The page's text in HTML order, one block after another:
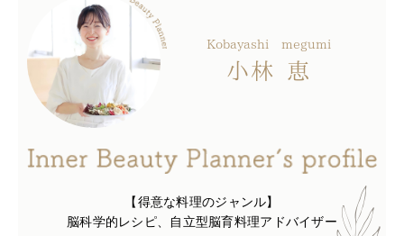
Kobayashi megumi
小林 恵
【得意な料理のジャンル】
脳科学的レシピ、自立型脳育料理アドバイザー